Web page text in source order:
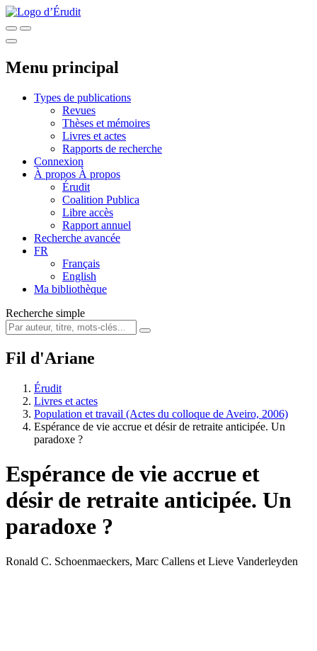
Menu principal
Types de publications
Revues
Thèses et mémoires
Livres et actes
Rapports de recherche
Connexion
À propos À propos
Érudit
Coalition Publica
Libre accès
Rapport annuel
Recherche avancée
FR
Français
English
Ma bibliothèque
Recherche simple
Fil d'Ariane
Érudit
Livres et actes
Population et travail (Actes du colloque de Aveiro, 2006)
Espérance de vie accrue et désir de retraite anticipée. Un
paradoxe ?
Espérance de vie accrue et
désir de retraite anticipée. Un
paradoxe ?
Ronald C. Schoenmaeckers, Marc Callens et Lieve Vanderleyden